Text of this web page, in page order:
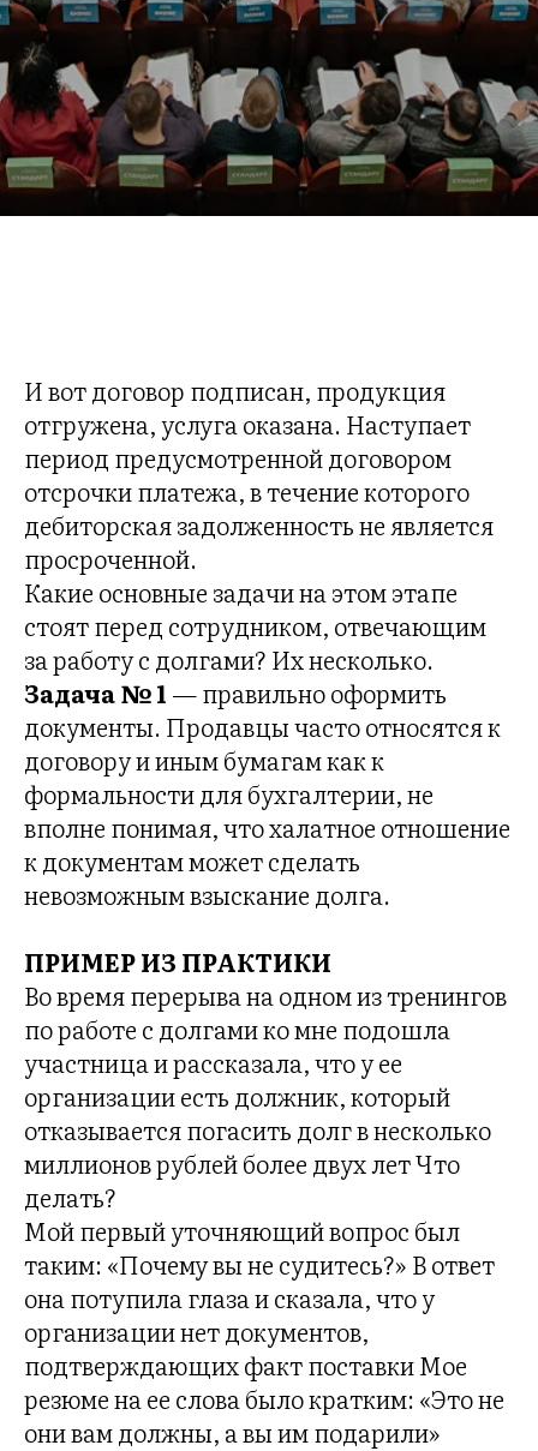
И вот договор подписан, продукция
отгружена, услуга оказана. Наступает
период предусмотренной договором
отсрочки платежа, в течение которого
дебиторская задолженность не является
просроченной.
Какие основные задачи на этом этапе
стоят перед сотрудником, отвечающим
за работу с долгами? Их несколько.
Задача № 1 — правильно оформить
документы. Продавцы часто относятся к
договору и иным бумагам как к
формальности для бухгалтерии, не
вполне понимая, что халатное отношение
к документам может сделать
невозможным взыскание долга.
ПРИМЕР ИЗ ПРАКТИКИ
Во время перерыва на одном из тренингов
по работе с долгами ко мне подошла
участница и рассказала, что у ее
организации есть должник, который
отказывается погасить долг в несколько
миллионов рублей более двух лет Что
делать?
Мой первый уточняющий вопрос был
таким: «Почему вы не судитесь?» В ответ
она потупила глаза и сказала, что у
организации нет документов,
подтверждающих факт поставки Мое
резюме на ее слова было кратким: «Это не
они вам должны, а вы им подарили»